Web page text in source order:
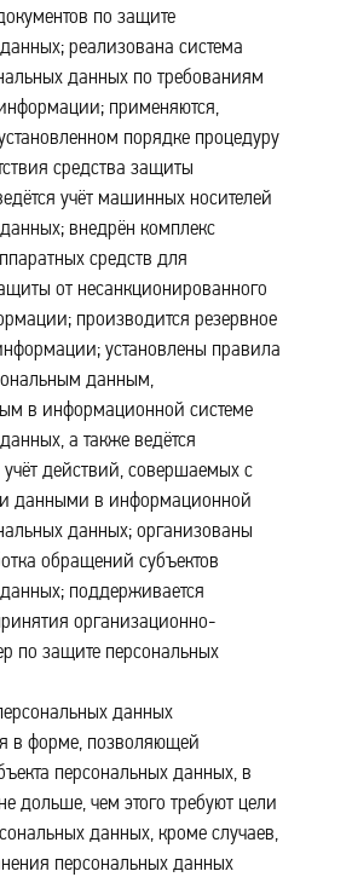
по защите
реализована система
данных по требованиям
применяются,
порядке процедуру
средства защиты
учёт машинных носителей
внедрён комплекс
средств для
от несанкционированного
производится резервное
установлены правила
данным,
в информационной системе
а также ведётся
действий, совершаемых с
данными в информационной
данных; организованы
обращений субъектов
поддерживается
организационно-
по защите персональных
данных
в форме, позволяющей
персональных данных, в
дольше, чем этого требуют цели
данных, кроме случаев,
персональных данных